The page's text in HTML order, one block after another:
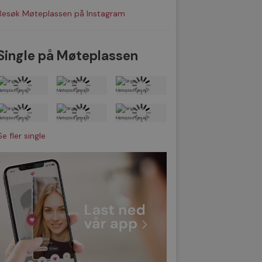
Møteplassen på Instagram
på Møteplassen
fler single